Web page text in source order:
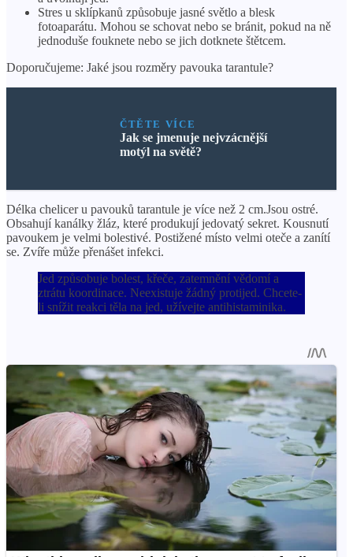
Stres u sklípkanů způsobuje jasné světlo a blesk
fotoaparátu. Mohou se schovat nebo se bránit, pokud na ně
jednoduše fouknete nebo se jich dotknete štětcem.
Doporučujeme: Jaké jsou rozměry pavouka tarantule?
ČTĚTE VÍCE
Jak se jmenuje nejvzácnější
motýl na světě?
Délka chelicer u pavouků tarantule je více než 2 cm.Jsou ostré.
Obsahují kanálky žláz, které produkují jedovatý sekret. Kousnutí
pavoukem je velmi bolestivé. Postižené místo velmi oteče a zanítí
se. Zvíře může přenášet infekci.
Jed způsobuje bolest, křeče, zatemnění vědomí a
ztrátu koordinace. Neexistuje žádný protijed. Chcete-
li snížit reakci těla na jed, užívejte antihistaminika.